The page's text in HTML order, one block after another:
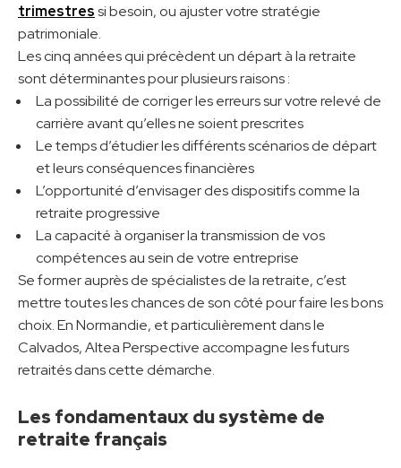
trimestressi besoin, ou ajuster votre stratégie
patrimoniale.
Les cinq années qui précèdent un départ à la retraite
sont déterminantes pour plusieurs raisons :
La possibilité de corriger les erreurs sur votre relevé de
carrière avant qu’elles ne soient prescrites
Le temps d’étudier les différents scénarios de départ
et leurs conséquences financières
L’opportunité d’envisager des dispositifs comme la
retraite progressive
La capacité à organiser la transmission de vos
compétences au sein de votre entreprise
Se former auprès de spécialistes de la retraite, c’est
mettre toutes les chances de son côté pour faire les bons
choix. En Normandie, et particulièrement dans le
Calvados, Altea Perspective accompagne les futurs
retraités dans cette démarche.
Les fondamentaux du système de
retraite français